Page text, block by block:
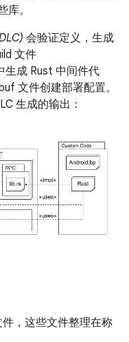
。
会验证定义，生成
文件
生成 Rust 中间件代
文件创建部署配置。
生成的输出：
，这些文件整理在称